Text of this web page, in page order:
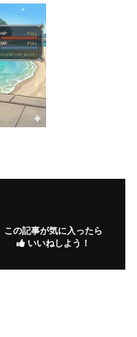
この記事が気に入ったら
いいねしよう！